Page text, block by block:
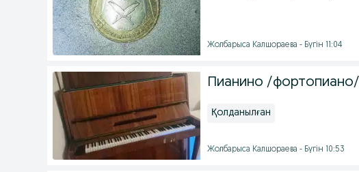
Жолбарыса Калшораева - Бүгін 11:04
Пианино /фортопиано/
Қолданылған
Жолбарыса Калшораева - Бүгін 10:53